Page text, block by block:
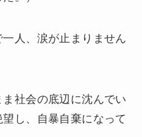
人、涙が止まりません
ま社会の底辺に沈んでい
し、自暴自棄になって